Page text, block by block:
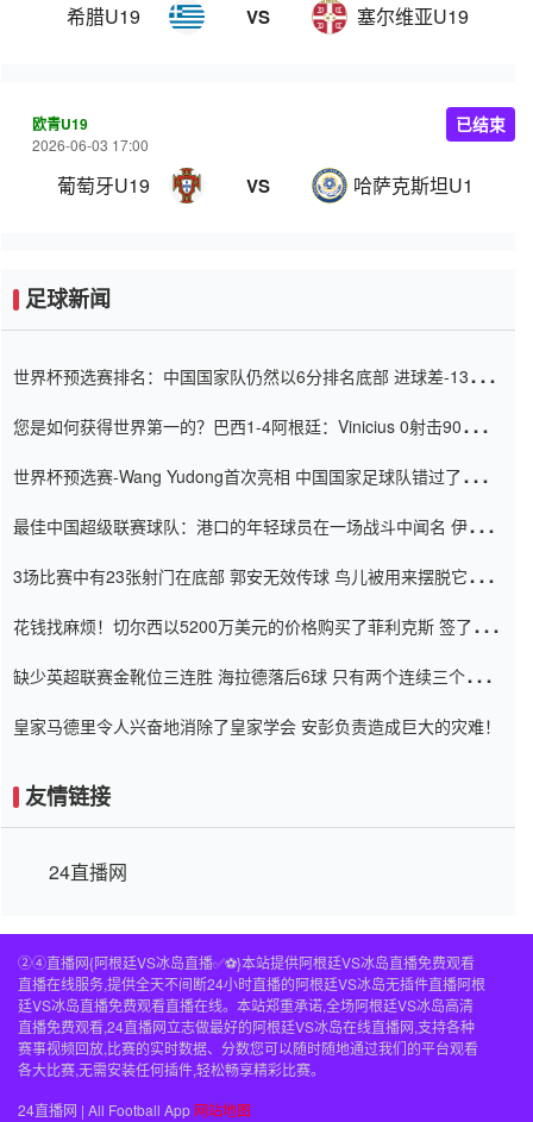
希腊U19 VS 塞尔维亚U19
欧青U19
2026-06-03 17:00
葡萄牙U19 VS 哈萨克斯坦U19
已结束
足球新闻
世界杯预选赛排名：中国国家队仍然以6分排名底部 进球差-13令人
您是如何获得世界第一的？巴西1-4阿根廷：Vinicius 0射击90分钟
世界杯预选赛-Wang Yudong首次亮相 中国国家足球队错过了世界
最佳中国超级联赛球队：港口的年轻球员在一场战斗中闻名 伊万放
3场比赛中有23张射门在底部 郭安无效传球 鸟儿被用来摆脱它
花钱找麻烦！切尔西以5200万美元的价格购买了菲利克斯 签了7年
缺少英超联赛金靴位三连胜 海拉德落后6球 只有两个连续三个连续
皇家马德里令人兴奋地消除了皇家学会 安彭负责造成巨大的灾难！
友情链接
24直播网
②④直播网{阿根廷VS冰岛直播✅⚽️}本站提供阿根廷VS冰岛直播免费观看
直播在线服务,提供全天不间断24小时直播的阿根廷VS冰岛无插件直播阿根
廷VS冰岛直播免费观看直播在线。本站郑重承诺,全场阿根廷VS冰岛高清
直播免费观看,24直播网立志做最好的阿根廷VS冰岛在线直播网,支持各种
赛事视频回放,比赛的实时数据、分数您可以随时随地通过我们的平台观看
各大比赛,无需安装任何插件,轻松畅享精彩比赛。
24直播网 | All Football App 网站地图